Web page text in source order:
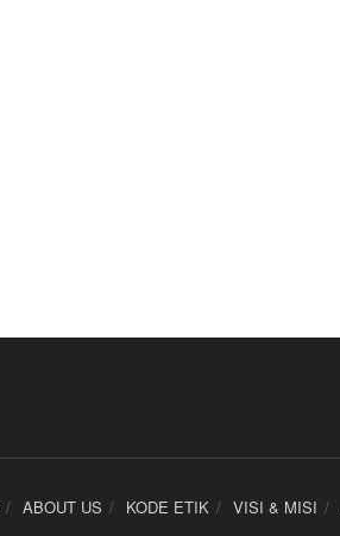
ABOUT US KODE ETIK VISI & MISI